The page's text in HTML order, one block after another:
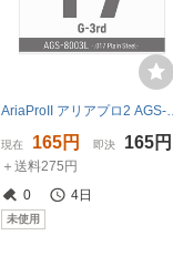
AriaProII アリアプロ2 AGS-8003L Light .017P エレキギター用 バラ弦
現在 165円 即決 165円
＋送料275円
0
4日
未使用